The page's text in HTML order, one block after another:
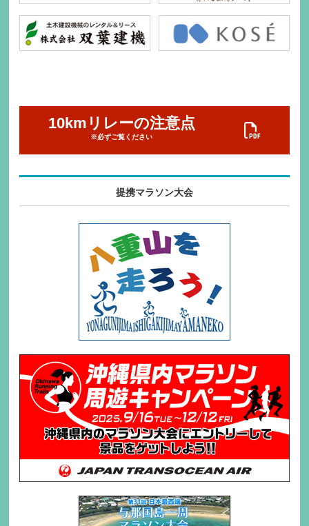
10kmリレーの注意点
※必ずご覧ください
提携マラソン大会